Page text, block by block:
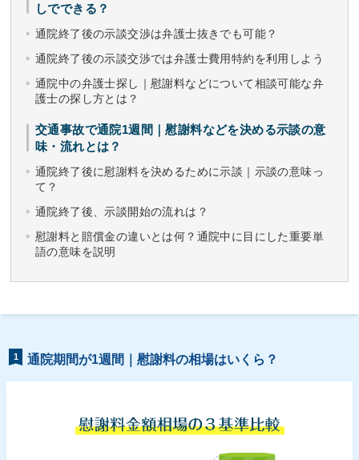
しでできる？
通院終了後の示談交渉は弁護士抜きでも可能？
通院終了後の示談交渉では弁護士費用特約を利用しよう
通院中の弁護士探し｜慰謝料などについて相談可能な弁
護士の探し方とは？
交通事故で通院1週間｜慰謝料などを決める示談の意
味・流れとは？
通院終了後に慰謝料を決めるために示談｜示談の意味っ
て？
通院終了後、示談開始の流れは？
慰謝料と賠償金の違いとは何？通院中に目にした重要単
語の意味を説明
1 通院期間が1週間｜慰謝料の相場はいくら？